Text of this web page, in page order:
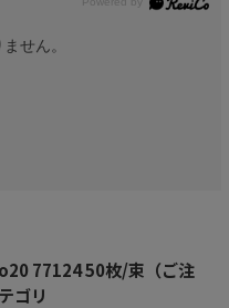
せん。
77124 50枚/束（ご注
ゴリ